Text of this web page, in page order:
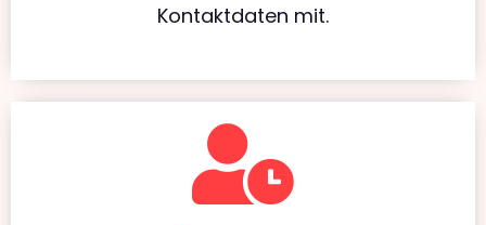
Kontaktdaten mit.